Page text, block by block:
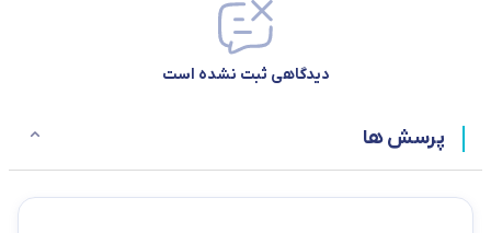
دیدگاهی ثبت نشده است
پرسش ها